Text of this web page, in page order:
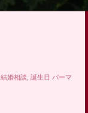
,結婚相談 ,誕生日 パーマ